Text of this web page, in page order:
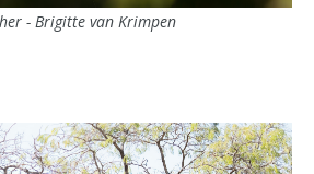
- Brigitte van Krimpen